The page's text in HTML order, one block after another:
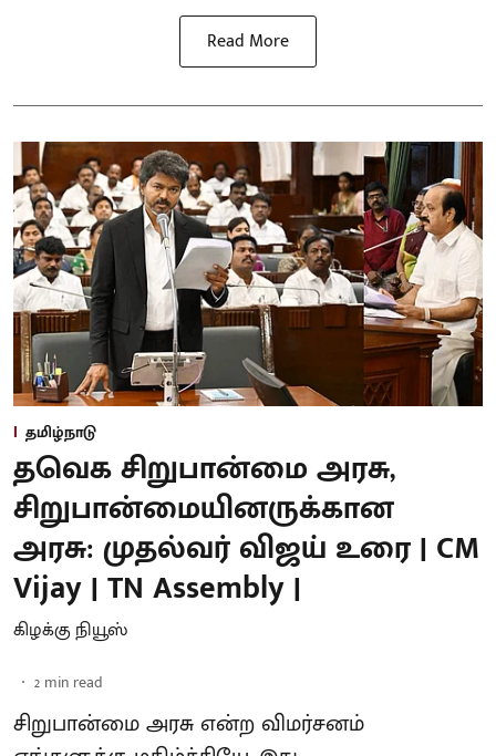
Read More
தமிழ்நாடு
தவெக சிறுபான்மை அரசு,
சிறுபான்மையினருக்கான
அரசு: முதல்வர் விஜய் உரை | CM
Vijay | TN Assembly |
கிழக்கு நியூஸ்
2 min read
சிறுபான்மை அரசு என்ற விமர்சனம்